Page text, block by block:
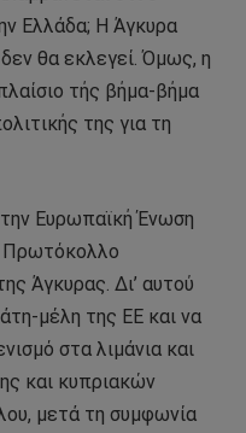
Ελλάδα; Η Άγκυρα
θα εκλεγεί. Όμως, η
τής βήμα-βήμα
της για τη
Ευρωπαϊκή Ένωση
Πρωτόκολλο
Άγκυρας. Δι’ αυτού
μέλη της ΕΕ και να
στα λιμάνια και
και κυπριακών
μετά τη συμφωνία